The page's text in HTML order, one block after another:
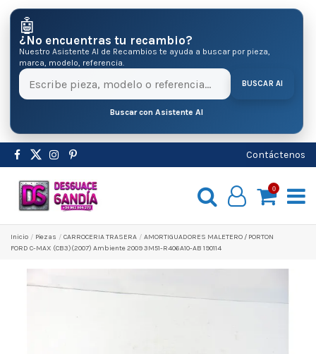
🤖
¿No encuentras tu recambio?
Nuestro Asistente AI de Recambios te ayuda a buscar por pieza,
marca, modelo, referencia.
BUSCAR AI
Buscar con Asistente AI
Contáctenos
0
Inicio Pіezas CARROCERIA TRASERA
AMORTIGUADORES MALETERO / PORTON
FORD C-MAX (CB3)(2007) Ambiente 2009 3M51-R406A10-AB 190114